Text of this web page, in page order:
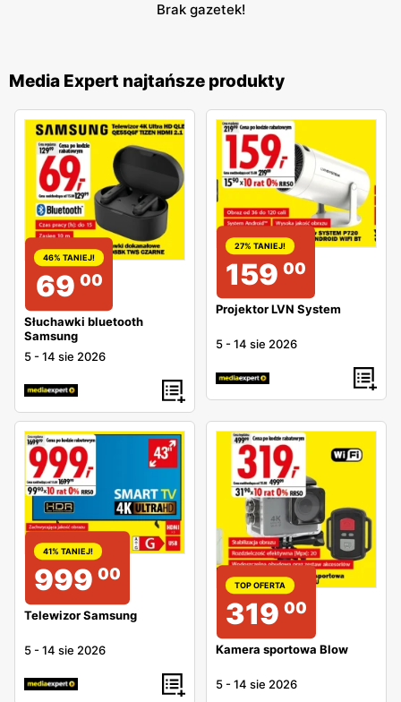
Brak gazetek!
Media Expert najtańsze produkty
46% TANIEJ!
69 00
Słuchawki bluetooth
Samsung
5 -14 sie 2026
27% TANIEJ!
159 00
Projektor LVN System
5 -14 sie 2026
41% TANIEJ!
999 00
Telewizor Samsung
5 -14 sie 2026
TOP OFERTA
319 00
Kamera sportowa Blow
5 -14 sie 2026